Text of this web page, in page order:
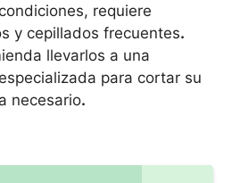
requiere
y cepillados frecuentes.
llevarlos a una
para cortar su
necesario.